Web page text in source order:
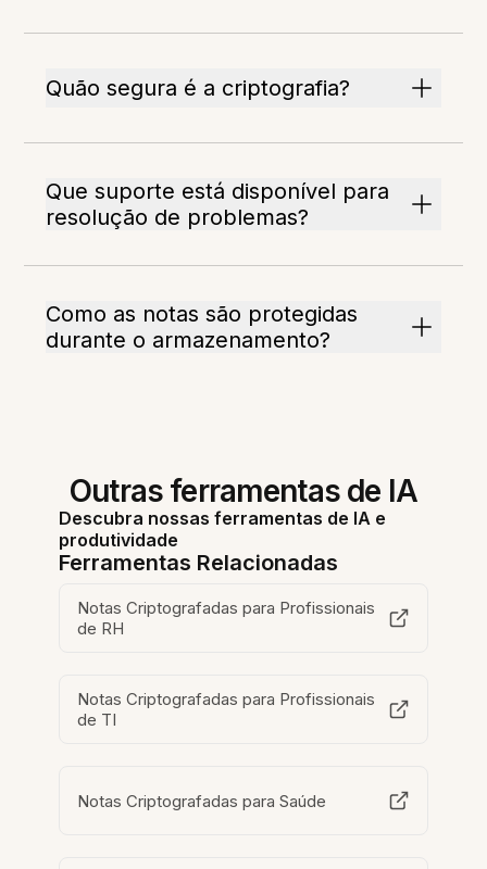
Quão segura é a criptografia?
Que suporte está disponível para
resolução de problemas?
Como as notas são protegidas
durante o armazenamento?
Outras ferramentas de IA
Descubra nossas ferramentas de IA e
produtividade
Ferramentas Relacionadas
Notas Criptografadas para Profissionais
de RH
Notas Criptografadas para Profissionais
de TI
Notas Criptografadas para Saúde